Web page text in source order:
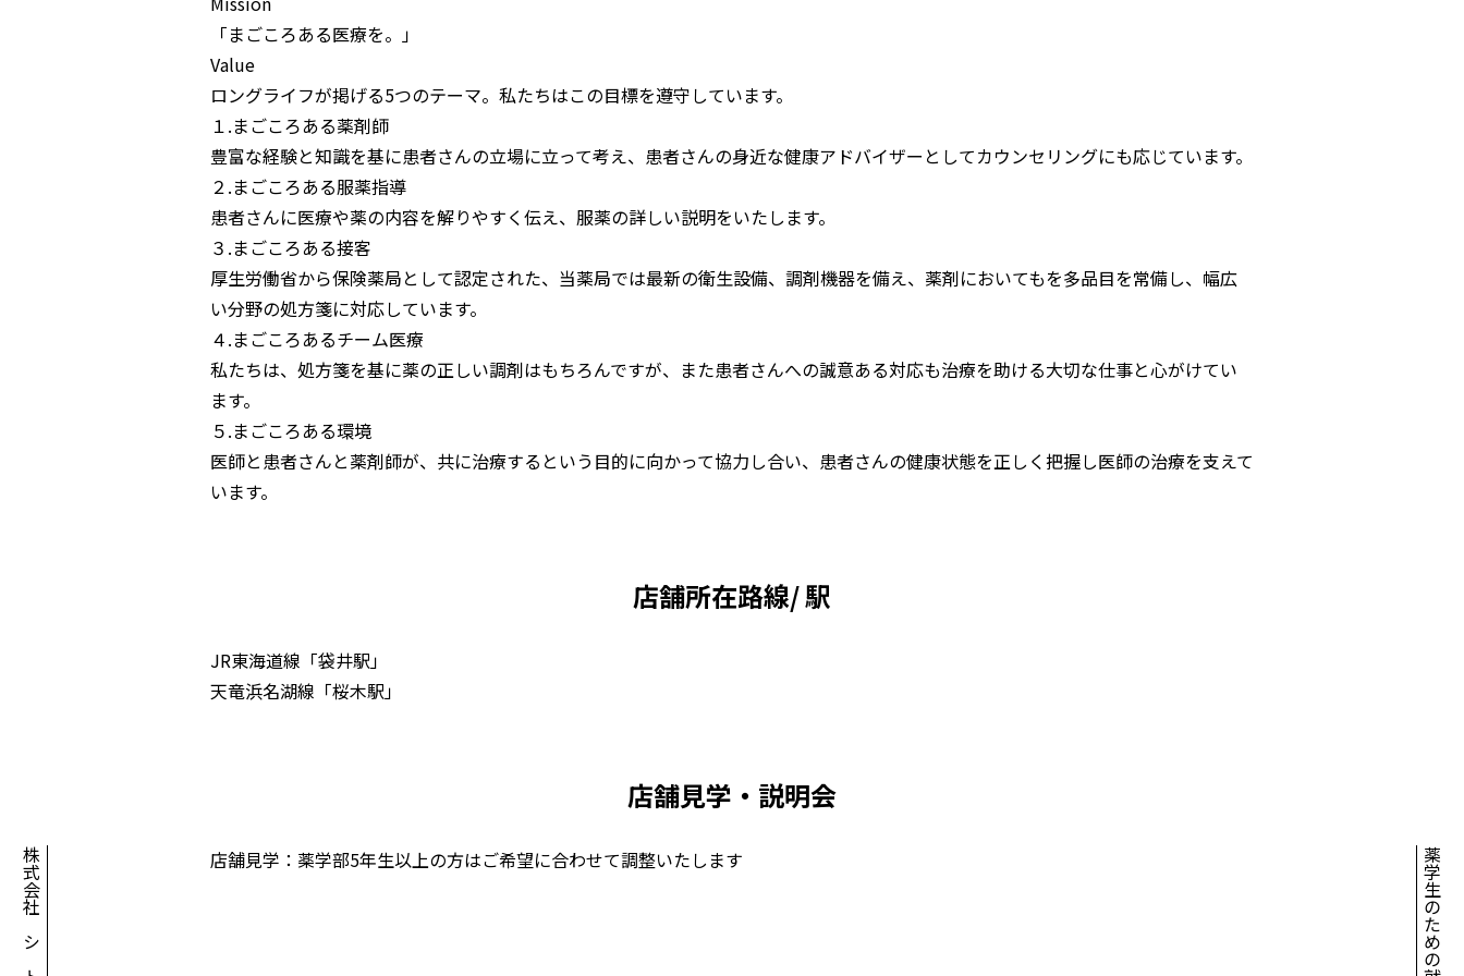
「まごころある医療を。」
Value
ロングライフが掲げる5つのテーマ。私たちはこの目標を遵守しています。
１.まごころある薬剤師
豊富な経験と知識を基に患者さんの⽴場に⽴って考え、患者さんの⾝近な健康アドバイザーとしてカウンセリングにも応じています。
２.まごころある服薬指導
患者さんに医療や薬の内容を解りやすく伝え、服薬の詳しい説明をいたします。
３.まごころある接客
厚生労働省から保険薬局として認定された、当薬局では最新の衛⽣設備、調剤機器を備え、薬剤においてもを多品目を常備し、幅広
い分野の処⽅箋に対応しています。
４.まごころあるチーム医療
私たちは、処⽅箋を基に薬の正しい調剤はもちろんですが、また患者さんへの誠意ある対応も治療を助ける⼤切な仕事と⼼がけてい
ます。
５.まごころある環境
医師と患者さんと薬剤師が、共に治療するという⽬的に向かって協⼒し合い、患者さんの健康状態を正しく把握し医師の治療を⽀えて
います。
店舗所在路線/ 駅
JR東海道線「袋井駅」
天竜浜名湖線「桜木駅」
店舗見学・説明会
店舗見学：薬学部5年生以上の方はご希望に合わせて調整いたします